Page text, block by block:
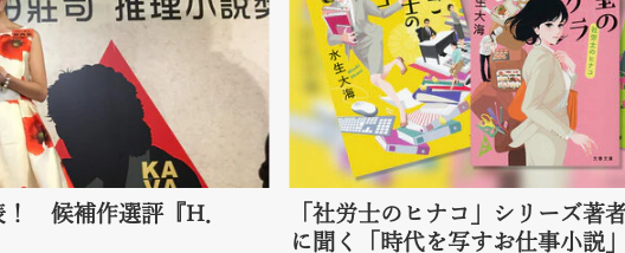
！ 候補作選評『H．
「社労士のヒナコ」シリーズ著
に聞く「時代を写すお仕事小説